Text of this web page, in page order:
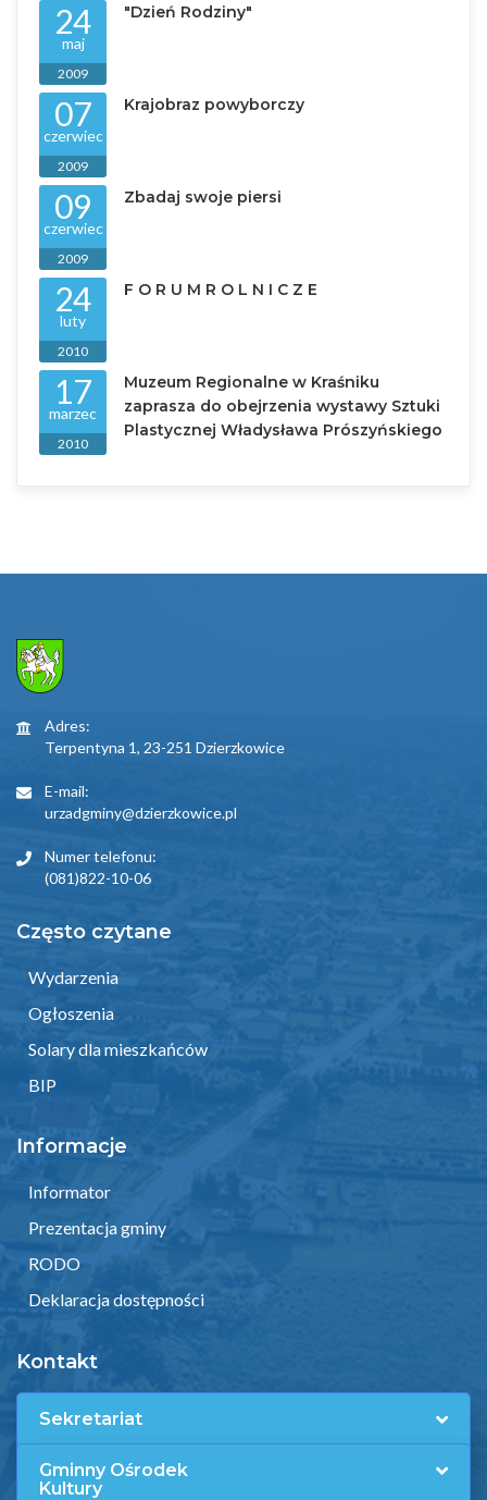
24
maj
2009
"Dzień Rodziny"
07
czerwiec
2009
Krajobraz powyborczy
09
czerwiec
2009
Zbadaj swoje piersi
24
luty
2010
F O R U M R O L N I C Z E
17
marzec
2010
Muzeum Regionalne w Kraśniku
zaprasza do obejrzenia wystawy Sztuki
Plastycznej Władysława Prószyńskiego
Adres:
Terpentyna 1, 23-251 Dzierzkowice
E-mail:
urzadgminy@dzierzkowice.pl
Numer telefonu:
(081)822-10-06
Często czytane
Wydarzenia
Ogłoszenia
Solary dla mieszkańców
BIP
Informacje
Informator
Prezentacja gminy
RODO
Deklaracja dostępności
Kontakt
Sekretariat
Gminny Ośrodek
Kultury